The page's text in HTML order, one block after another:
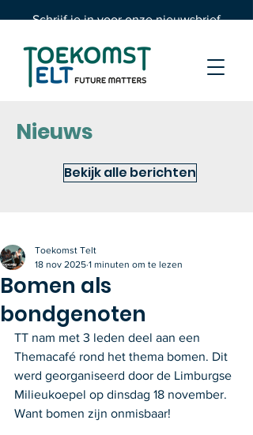
Schrijf je in voor onze nieuwsbrief
Nieuws
Bekijk alle berichten
Bomen als
bondgenoten
Toekomst Telt
18 nov 2025 1 minuten om te lezen
TT nam met 3 leden deel aan een
Themacafé rond het thema bomen. Dit
werd georganiseerd door de Limburgse
Milieukoepel op dinsdag 18 november.
Want bomen zijn onmisbaar!